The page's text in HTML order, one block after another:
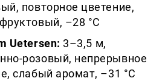
повторное цветение,
–28 °C
Uetersen: 3–3,5 м,
розовый, непрерывное
слабый аромат, –31 °C